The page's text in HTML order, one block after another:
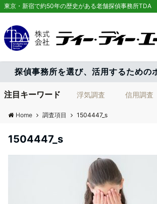
東京・新宿で約50年の歴史がある老舗探偵事務所TDA
探偵事務所を選び、活用するための
注目キーワード 浮気調査 信用調査
Home 調査項目 1504447_s
1504447_s